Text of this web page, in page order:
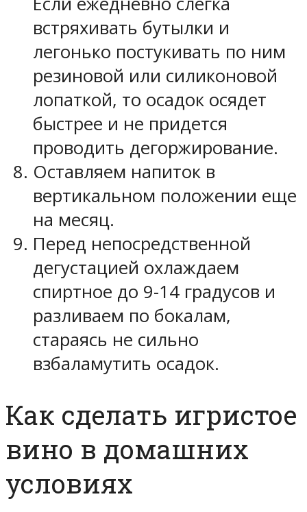
встряхивать бутылки и
легонько постукивать по ним
резиновой или силиконовой
лопаткой, то осадок осядет
быстрее и не придется
проводить дегоржирование.
Оставляем напиток в
вертикальном положении еще
на месяц.
Перед непосредственной
дегустацией охлаждаем
спиртное до 9-14 градусов и
разливаем по бокалам,
стараясь не сильно
взбаламутить осадок.
Как сделать игристое
вино в домашних
условиях